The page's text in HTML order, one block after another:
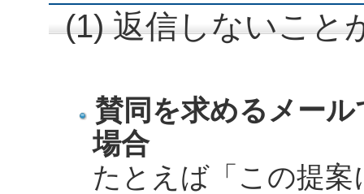
(1) 返信しないこと
賛同を求めるメー
場合
たとえば「この提